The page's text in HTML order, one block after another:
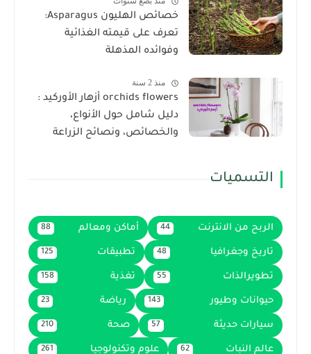
خصائص الهليون Asparagus:
تعرف على قيمته الغذائية
وفوائده المذهلة
منذ 2 سنة
orchids flowers أزهار الأوركيد :
دليل شامل حول الأنواع،
والخصائص، ونصائح الزراعة
التسميات
الربح من الانترنت 44 أماكن ومعالم 88
تاريخ وجغرافيا 48 تطبيقات 125
تطويرالذات 55 تغذية 158
حيوانات وطيور 143 رياضة 23
سيارات حديثة 57 صحة 210
عالم النبات 62 علوم وتكنولوجيا 261